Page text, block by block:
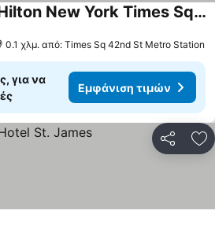
Home2 Suites by Hilton New York Times Square
0.1 χλμ. από: Times Sq 42nd St Metro Station
για να
Εμφάνιση τιμών